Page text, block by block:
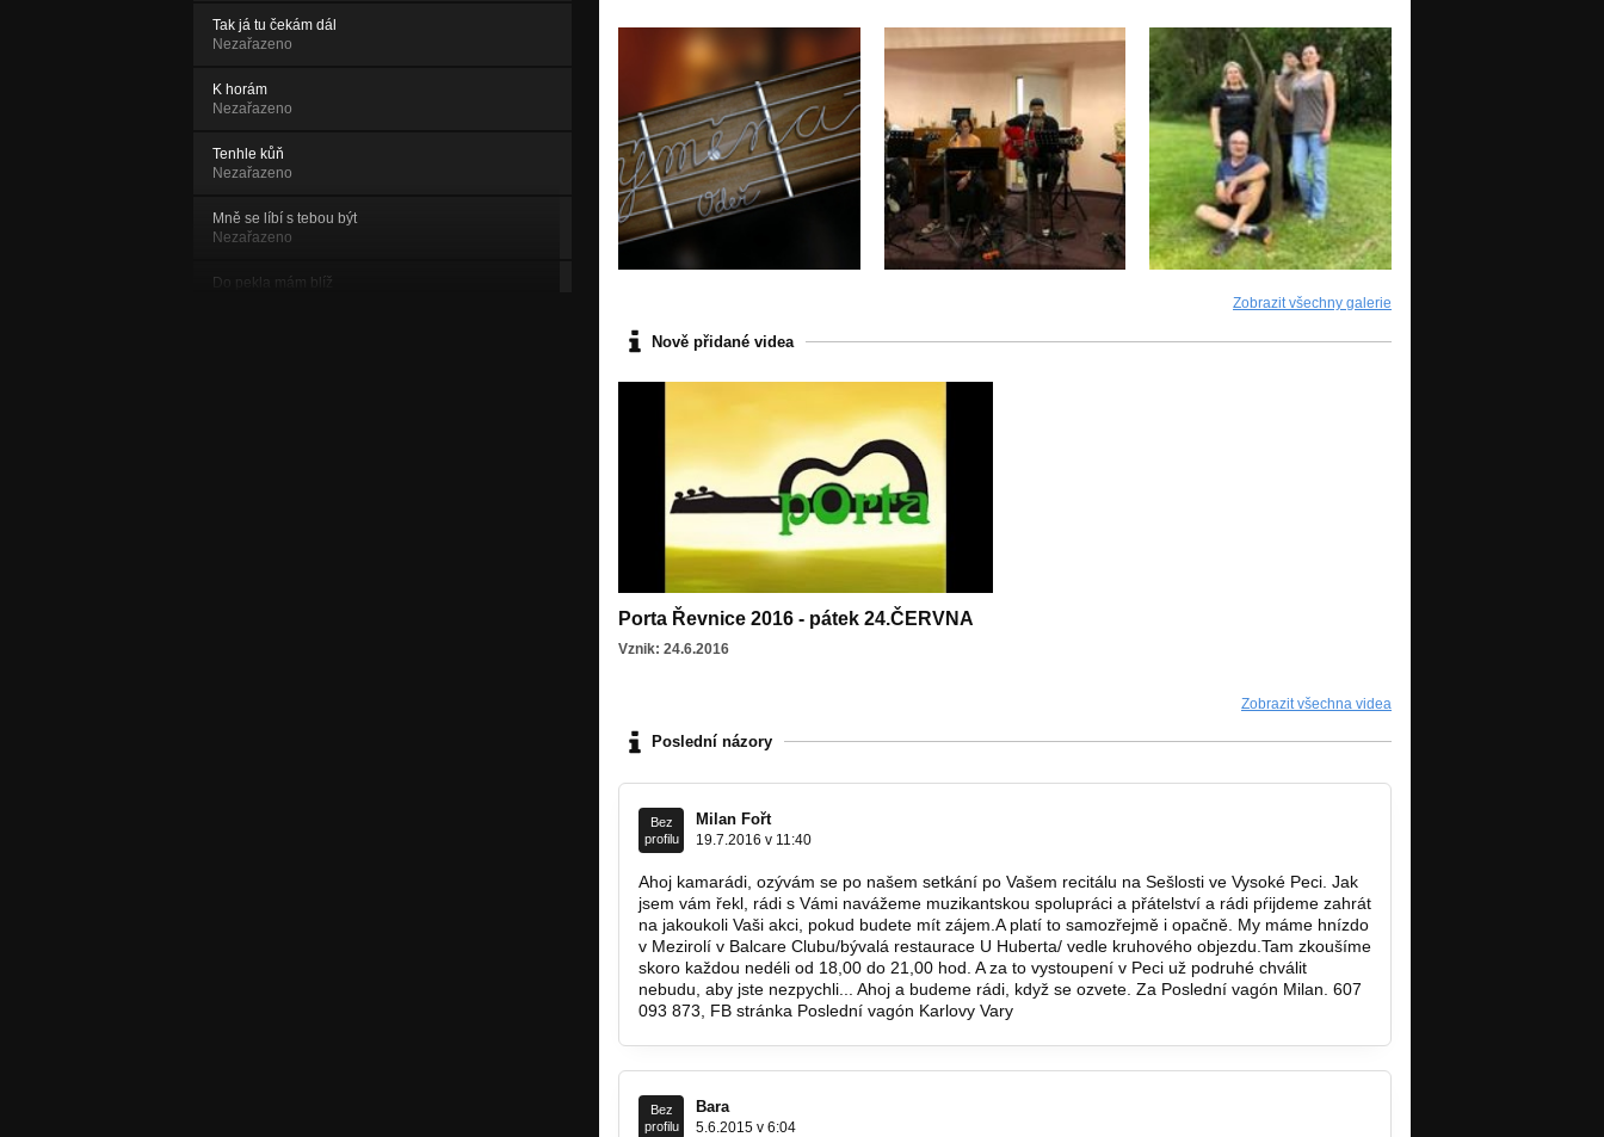
Tak já tu čekám dál
Nezařazeno
K horám
Nezařazeno
Tenhle kůň
Nezařazeno
Mně se líbí s tebou být
Nezařazeno
Do pekla mám blíž
Zobrazit všechny galerie
Nově přidané videa
Porta Řevnice 2016 - pátek 24.ČERVNA
Vznik: 24.6.2016
Zobrazit všechna videa
Poslední názory
Bez
profilu
Milan Fořt
19.7.2016 v 11:40
Ahoj kamarádi, ozývám se po našem setkání po Vašem recitálu na Sešlosti ve Vysoké Peci. Jak
jsem vám řekl, rádi s Vámi navážeme muzikantskou spolupráci a přátelství a rádi pŕijdeme zahrát
na jakoukoli Vaši akci, pokud budete mít zájem.A platí to samozřejmě i opačně. My máme hnízdo
v Mezirolí v Balcare Clubu/bývalá restaurace U Huberta/ vedle kruhového objezdu.Tam zkoušíme
skoro každou nedéli od 18,00 do 21,00 hod. A za to vystoupení v Peci už podruhé chválit
nebudu, aby jste nezpychli... Ahoj a budeme rádi, když se ozvete. Za Poslední vagón Milan. 607
093 873, FB stránka Poslední vagón Karlovy Vary
Bez
profilu
Bara
5.6.2015 v 6:04